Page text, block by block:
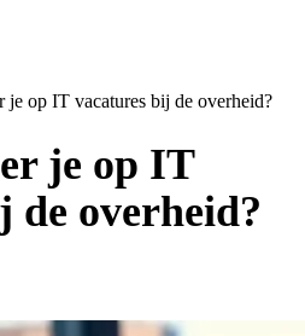
je op IT vacatures bij de overheid?
je op IT
de overheid?